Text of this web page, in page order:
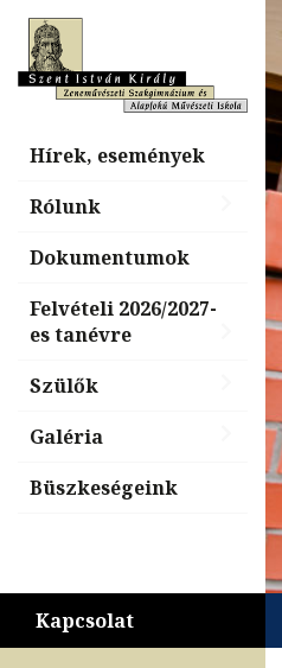
Hírek, események
Rólunk
Dokumentumok
Felvételi 2026/2027-
es tanévre
Szülők
Galéria
Büszkeségeink
Kapcsolat